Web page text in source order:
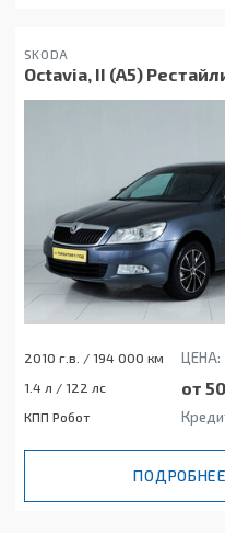
SKODA
Octavia, II (A5)
2010 г.в. / 194 000 км ЦЕНА:
1.4 л / 122 лс от
КПП Робот
ПОДРОБНЕЕ